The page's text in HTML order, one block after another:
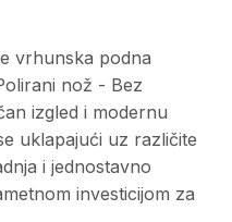
vrhunska podna
nož - Bez
izgled i modernu
uklapajući uz različite
i jednostavno
investicijom za